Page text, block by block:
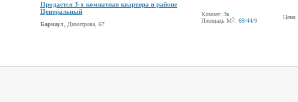
Продается 3-х комнатная квартира в районе
Центральный
Барнаул , Димитрова, 67
Комнат: 3к
Площадь М2 : 69/44/9
Цена: